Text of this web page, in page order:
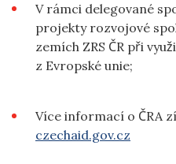
V rámci delegované
projekty rozvojové
zemích ZRS ČR při
z Evropské unie;
Více informací o ČRA
czechaid.gov.cz